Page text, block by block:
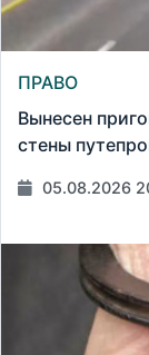
ПРАВО
Вынесен
стены
05.08.2026